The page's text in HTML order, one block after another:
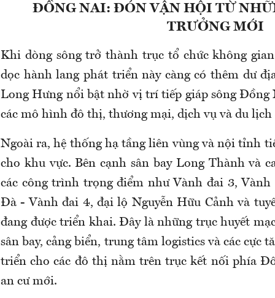
ĐỒNG NAI: ĐÓN VẬN HỘI TỪ
TRƯỞNG MỚI
Khi dòng sông trở thành trục tổ chức không
dọc hành lang phát triển này càng có thêm dư
Long Hưng nổi bật nhờ vị trí tiếp giáp sông
các mô hình đô thị, thương mại, dịch vụ và du
Ngoài ra, hệ thống hạ tầng liên vùng và nội tỉnh
cho khu vực. Bên cạnh sân bay Long Thành và
các công trình trọng điểm như Vành đai 3,
Đà - Vành đai 4, đại lộ Nguyễn Hữu Cảnh và
đang được triển khai. Đây là những trục huyết
sân bay, cảng biển, trung tâm logistics và các cực
triển cho các đô thị nằm trên trục kết nối phía
an cư mới.